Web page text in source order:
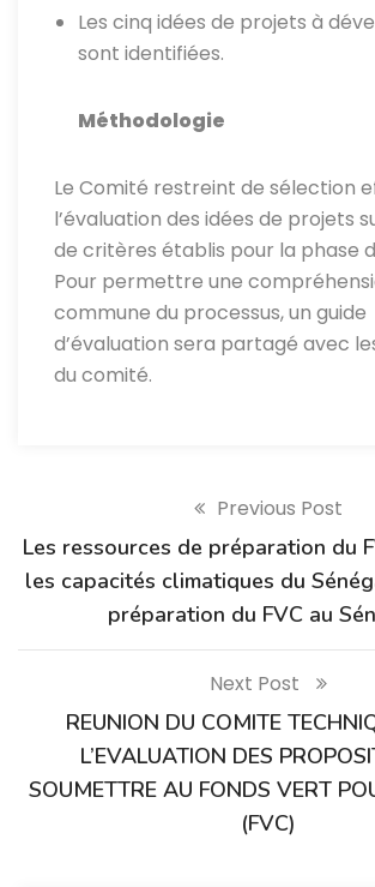
Les cinq idées de projets à
sont identifiées.
Méthodologie
Le Comité restreint de sélection
l’évaluation des idées de projets
de critères établis pour la phase
Pour permettre une
commune du processus, un guide
d’évaluation sera partagé avec
du comité.
Previous Post
Les ressources de préparation du
les capacités climatiques du
préparation du FVC au
Next Post
REUNION DU COMITE
L’EVALUATION DES
SOUMETTRE AU FONDS VERT
(FVC)